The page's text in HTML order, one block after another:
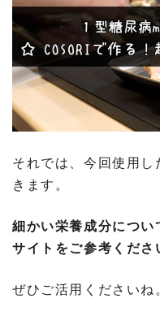
それでは、今回使用
きます。
細かい栄養成分につい
サイトをご参考くださ
ぜひご活用くださいね。